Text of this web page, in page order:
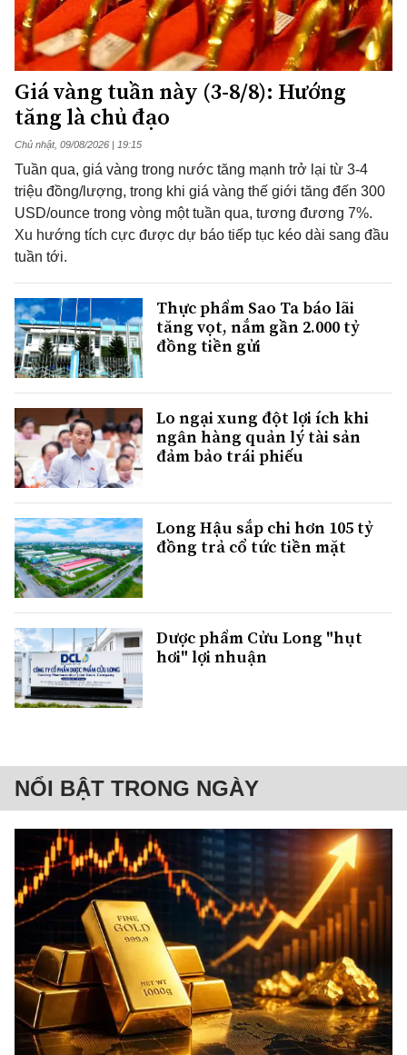
Giá vàng tuần này (3-8/8): Hướng
tăng là chủ đạo
Chủ nhật, 09/08/2026 | 19:15
Tuần qua, giá vàng trong nước tăng mạnh trở lại từ 3-4
triệu đồng/lượng, trong khi giá vàng thế giới tăng đến 300
USD/ounce trong vòng một tuần qua, tương đương 7%.
Xu hướng tích cực được dự báo tiếp tục kéo dài sang đầu
tuần tới.
Thực phẩm Sao Ta báo lãi
tăng vọt, nắm gần 2.000 tỷ
đồng tiền gửi
Lo ngại xung đột lợi ích khi
ngân hàng quản lý tài sản
đảm bảo trái phiếu
Long Hậu sắp chi hơn 105 tỷ
đồng trả cổ tức tiền mặt
Dược phẩm Cửu Long "hụt
hơi" lợi nhuận
NỔI BẬT TRONG NGÀY